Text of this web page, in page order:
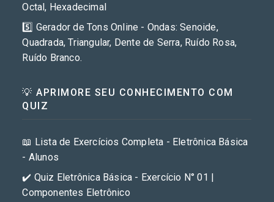
Octal, Hexadecimal
5️⃣ Gerador de Tons Online - Ondas: Senoide,
Quadrada, Triangular, Dente de Serra, Ruído Rosa,
Ruído Branco.
💡 APRIMORE SEU CONHECIMENTO COM
QUIZ
📖 Lista de Exercícios Completa - Eletrônica Básica
- Alunos
✔️ Quiz Eletrônica Básica - Exercício N° 01 |
Componentes Eletrônico